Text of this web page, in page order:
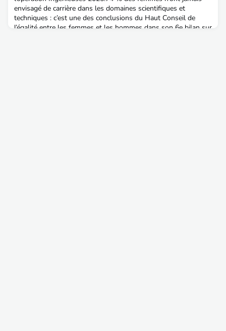
envisagé de carrière dans les domaines scientifiques et
techniques : c’est une des conclusions du Haut Conseil de
l’égalité entre les femmes et les hommes dans son 6e bilan sur